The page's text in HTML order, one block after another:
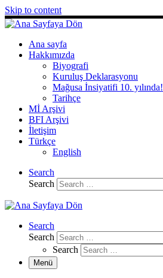
Skip to content
Ana sayfa
Hakkımızda
Biyografi
Kuruluş Deklarasyonu
Mağusa İnsiyatifi 10. yılında!
Tarihçe
Mİ Arşivi
BFI Arşivi
İletişim
Türkçe
English
Search
Search
Search
Search
Search
Menü